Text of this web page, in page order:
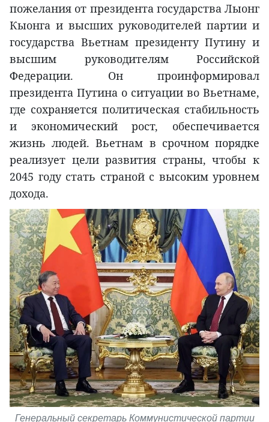
пожелания от президента государства Лыонг
Кыонга и высших руководителей партии и
государства Вьетнам президенту Путину и
высшим руководителям Российской
Федерации. Он проинформировал
президента Путина о ситуации во Вьетнаме,
где сохраняется политическая стабильность
и экономический рост, обеспечивается
жизнь людей. Вьетнам в срочном порядке
реализует цели развития страны, чтобы к
2045 году стать страной с высоким уровнем
дохода.
Генеральный секретарь Коммунистической партии